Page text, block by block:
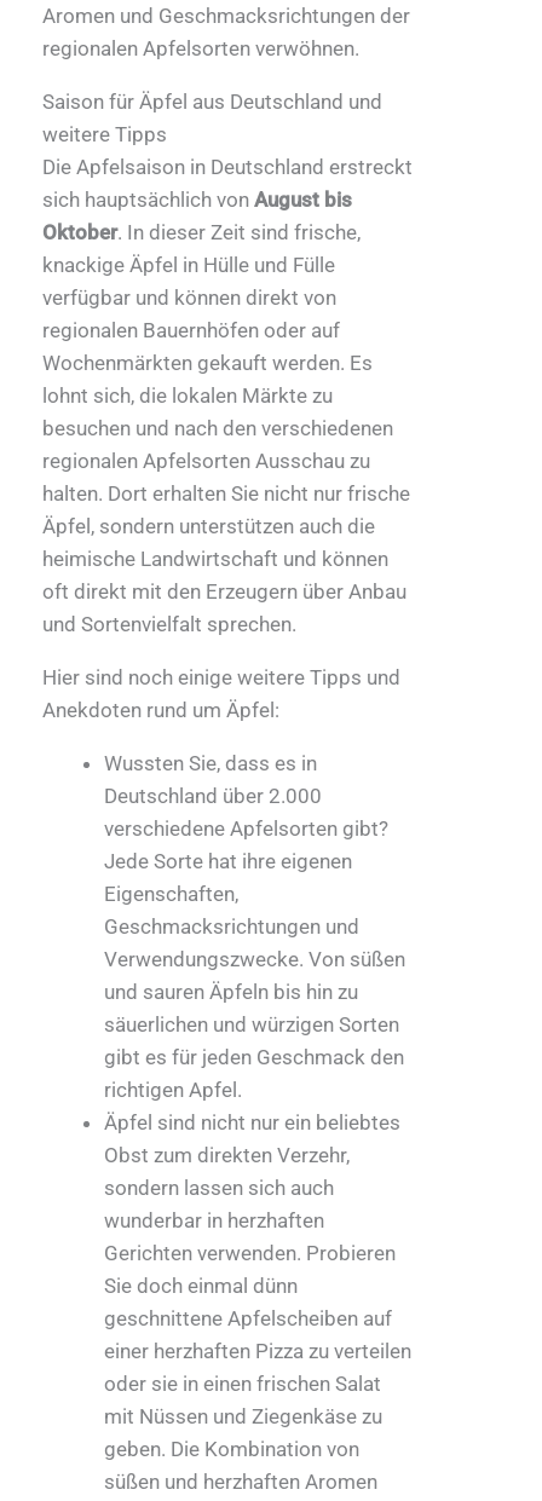
Aromen und Geschmacksrichtungen der
regionalen Apfelsorten verwöhnen.
Saison für Äpfel aus Deutschland und
weitere Tipps
Die Apfelsaison in Deutschland erstreckt
sich hauptsächlich von August bis
Oktober. In dieser Zeit sind frische,
knackige Äpfel in Hülle und Fülle
verfügbar und können direkt von
regionalen Bauernhöfen oder auf
Wochenmärkten gekauft werden. Es
lohnt sich, die lokalen Märkte zu
besuchen und nach den verschiedenen
regionalen Apfelsorten Ausschau zu
halten. Dort erhalten Sie nicht nur frische
Äpfel, sondern unterstützen auch die
heimische Landwirtschaft und können
oft direkt mit den Erzeugern über Anbau
und Sortenvielfalt sprechen.
Hier sind noch einige weitere Tipps und
Anekdoten rund um Äpfel:
Wussten Sie, dass es in
Deutschland über 2.000
verschiedene Apfelsorten gibt?
Jede Sorte hat ihre eigenen
Eigenschaften,
Geschmacksrichtungen und
Verwendungszwecke. Von süßen
und sauren Äpfeln bis hin zu
säuerlichen und würzigen Sorten
gibt es für jeden Geschmack den
richtigen Apfel.
Äpfel sind nicht nur ein beliebtes
Obst zum direkten Verzehr,
sondern lassen sich auch
wunderbar in herzhaften
Gerichten verwenden. Probieren
Sie doch einmal dünn
geschnittene Apfelscheiben auf
einer herzhaften Pizza zu verteilen
oder sie in einen frischen Salat
mit Nüssen und Ziegenkäse zu
geben. Die Kombination von
süßen und herzhaften Aromen